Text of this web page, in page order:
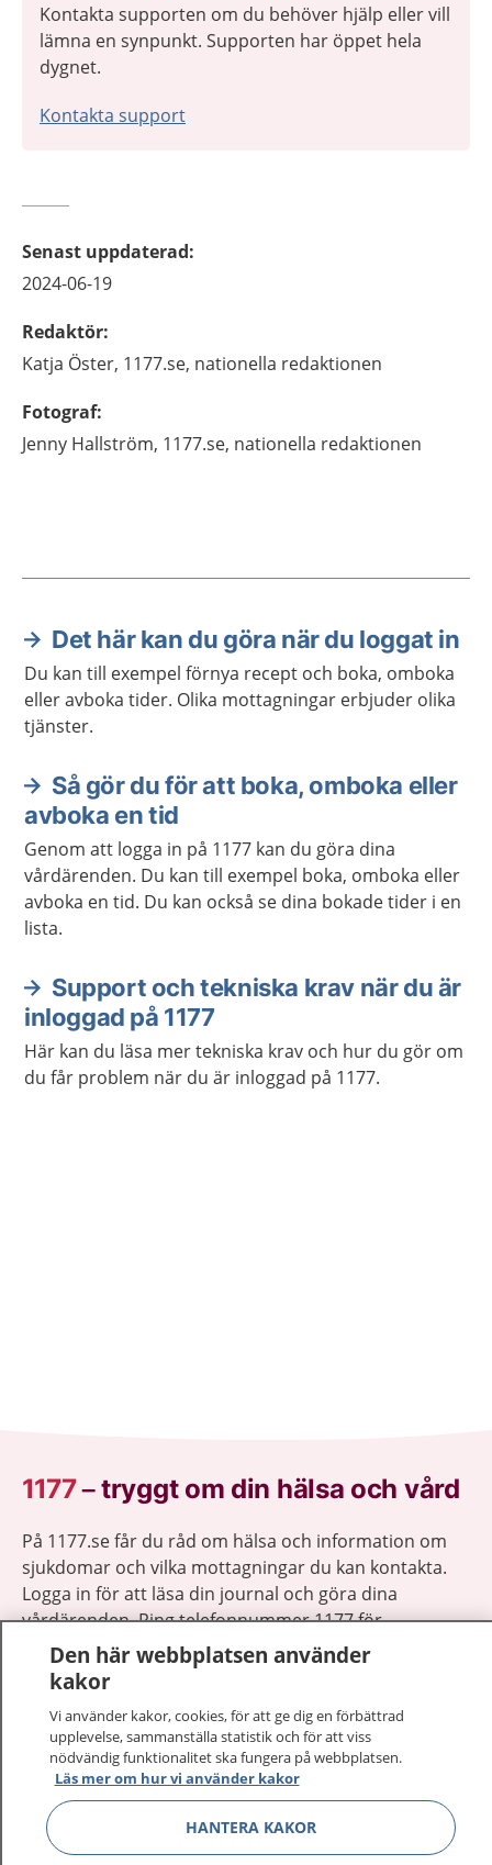
Kontakta supporten om du behöver hjälp eller vill
lämna en synpunkt. Supporten har öppet hela
dygnet.
Kontakta support
Senast uppdaterad:
2024-06-19
Redaktör:
Katja Öster, 1177.se, nationella redaktionen
Fotograf:
Jenny Hallström, 1177.se, nationella redaktionen
Aktuella artiklar
Det här kan du göra när du loggat in
Du kan till exempel förnya recept och boka, omboka
eller avboka tider. Olika mottagningar erbjuder olika
tjänster.
Så gör du för att boka, omboka eller
avboka en tid
Genom att logga in på 1177 kan du göra dina
vårdärenden. Du kan till exempel boka, omboka eller
avboka en tid. Du kan också se dina bokade tider i en
lista.
Support och tekniska krav när du är
inloggad på 1177
Här kan du läsa mer tekniska krav och hur du gör om
du får problem när du är inloggad på 1177.
1177–tryggt om din hälsa och vård
På 1177.se får du råd om hälsa och information om
sjukdomar och vilka mottagningar du kan kontakta.
Logga in för att läsa din journal och göra dina
vårdärenden. Ring telefonnummer 1177 för
sjukvårdsrådgivning dygnet runt.
1177 ger dig råd när du vill må bättre.
1177 på flera språk Visa
Den här webbplatsen använder
kakor
Vi använder kakor, cookies, för att ge dig en förbättrad
upplevelse, sammanställa statistik och för att viss
nödvändig funktionalitet ska fungera på webbplatsen.
Läs mer om hur vi använder kakor
HANTERA KAKOR